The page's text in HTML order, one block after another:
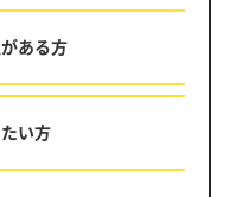
ある方
い方